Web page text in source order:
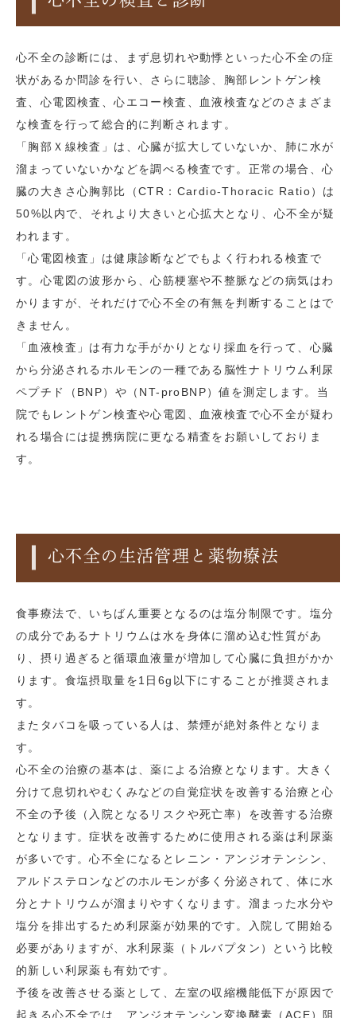
心不全の診断には、まず息切れや動悸といった心不全の症
状があるか問診を行い、さらに聴診、胸部レントゲン検
査、心電図検査、心エコー検査、血液検査などのさまざま
な検査を行って総合的に判断されます。
「胸部Ｘ線検査」は、心臓が拡大していないか、肺に水が
溜まっていないかなどを調べる検査です。正常の場合、心
臓の大きさ心胸郭比（CTR：Cardio-Thoracic Ratio）は
50%以内で、それより大きいと心拡大となり、心不全が疑
われます。
「心電図検査」は健康診断などでもよく行われる検査で
す。心電図の波形から、心筋梗塞や不整脈などの病気はわ
かりますが、それだけで心不全の有無を判断することはで
きません。
「血液検査」は有力な手がかりとなり採血を行って、心臓
から分泌されるホルモンの一種である脳性ナトリウム利尿
ペプチド（BNP）や（NT-proBNP）値を測定します。当
院でもレントゲン検査や心電図、血液検査で心不全が疑わ
れる場合には提携病院に更なる精査をお願いしておりま
す。
心不全の生活管理と薬物療法
食事療法で、いちばん重要となるのは塩分制限です。塩分
の成分であるナトリウムは水を身体に溜め込む性質があ
り、摂り過ぎると循環血液量が増加して心臓に負担がかか
ります。食塩摂取量を1日6g以下にすることが推奨されま
す。
またタバコを吸っている人は、禁煙が絶対条件となりま
す。
心不全の治療の基本は、薬による治療となります。大きく
分けて息切れやむくみなどの自覚症状を改善する治療と心
不全の予後（入院となるリスクや死亡率）を改善する治療
となります。症状を改善するために使用される薬は利尿薬
が多いです。心不全になるとレニン・アンジオテンシン、
アルドステロンなどのホルモンが多く分泌されて、体に水
分とナトリウムが溜まりやすくなります。溜まった水分や
塩分を排出するため利尿薬が効果的です。入院して開始る
必要がありますが、水利尿薬（トルバプタン）という比較
的新しい利尿薬も有効です。
予後を改善させる薬として、左室の収縮機能低下が原因で
起きる心不全では、アンジオテンシン変換酵素（ACE）阻